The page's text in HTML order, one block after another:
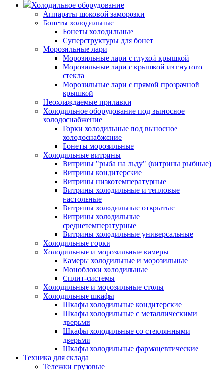
Холодильное оборудование
Аппараты шоковой заморозки
Бонеты холодильные
Бонеты холодильные
Суперструктуры для бонет
Морозильные лари
Морозильные лари с глухой крышкой
Морозильные лари с крышкой из гнутого
стекла
Морозильные лари с прямой прозрачной
крышкой
Неохлаждаемые прилавки
Холодильное оборудование под выносное
холодоснабжение
Горки холодильные под выносное
холодоснабжение
Бонеты морозильные
Холодильные витрины
Витрины "рыба на льду" (витрины рыбные)
Витрины кондитерские
Витрины низкотемпературные
Витрины холодильные и тепловые
настольные
Витрины холодильные открытые
Витрины холодильные
среднетемпературные
Витрины холодильные универсальные
Холодильные горки
Холодильные и морозильные камеры
Камеры холодильные и морозильные
Моноблоки холодильные
Сплит-системы
Холодильные и морозильные столы
Холодильные шкафы
Шкафы холодильные кондитерские
Шкафы холодильные с металлическими
дверьми
Шкафы холодильные со стеклянными
дверьми
Шкафы холодильные фармацевтические
Техника для склада
Тележки грузовые